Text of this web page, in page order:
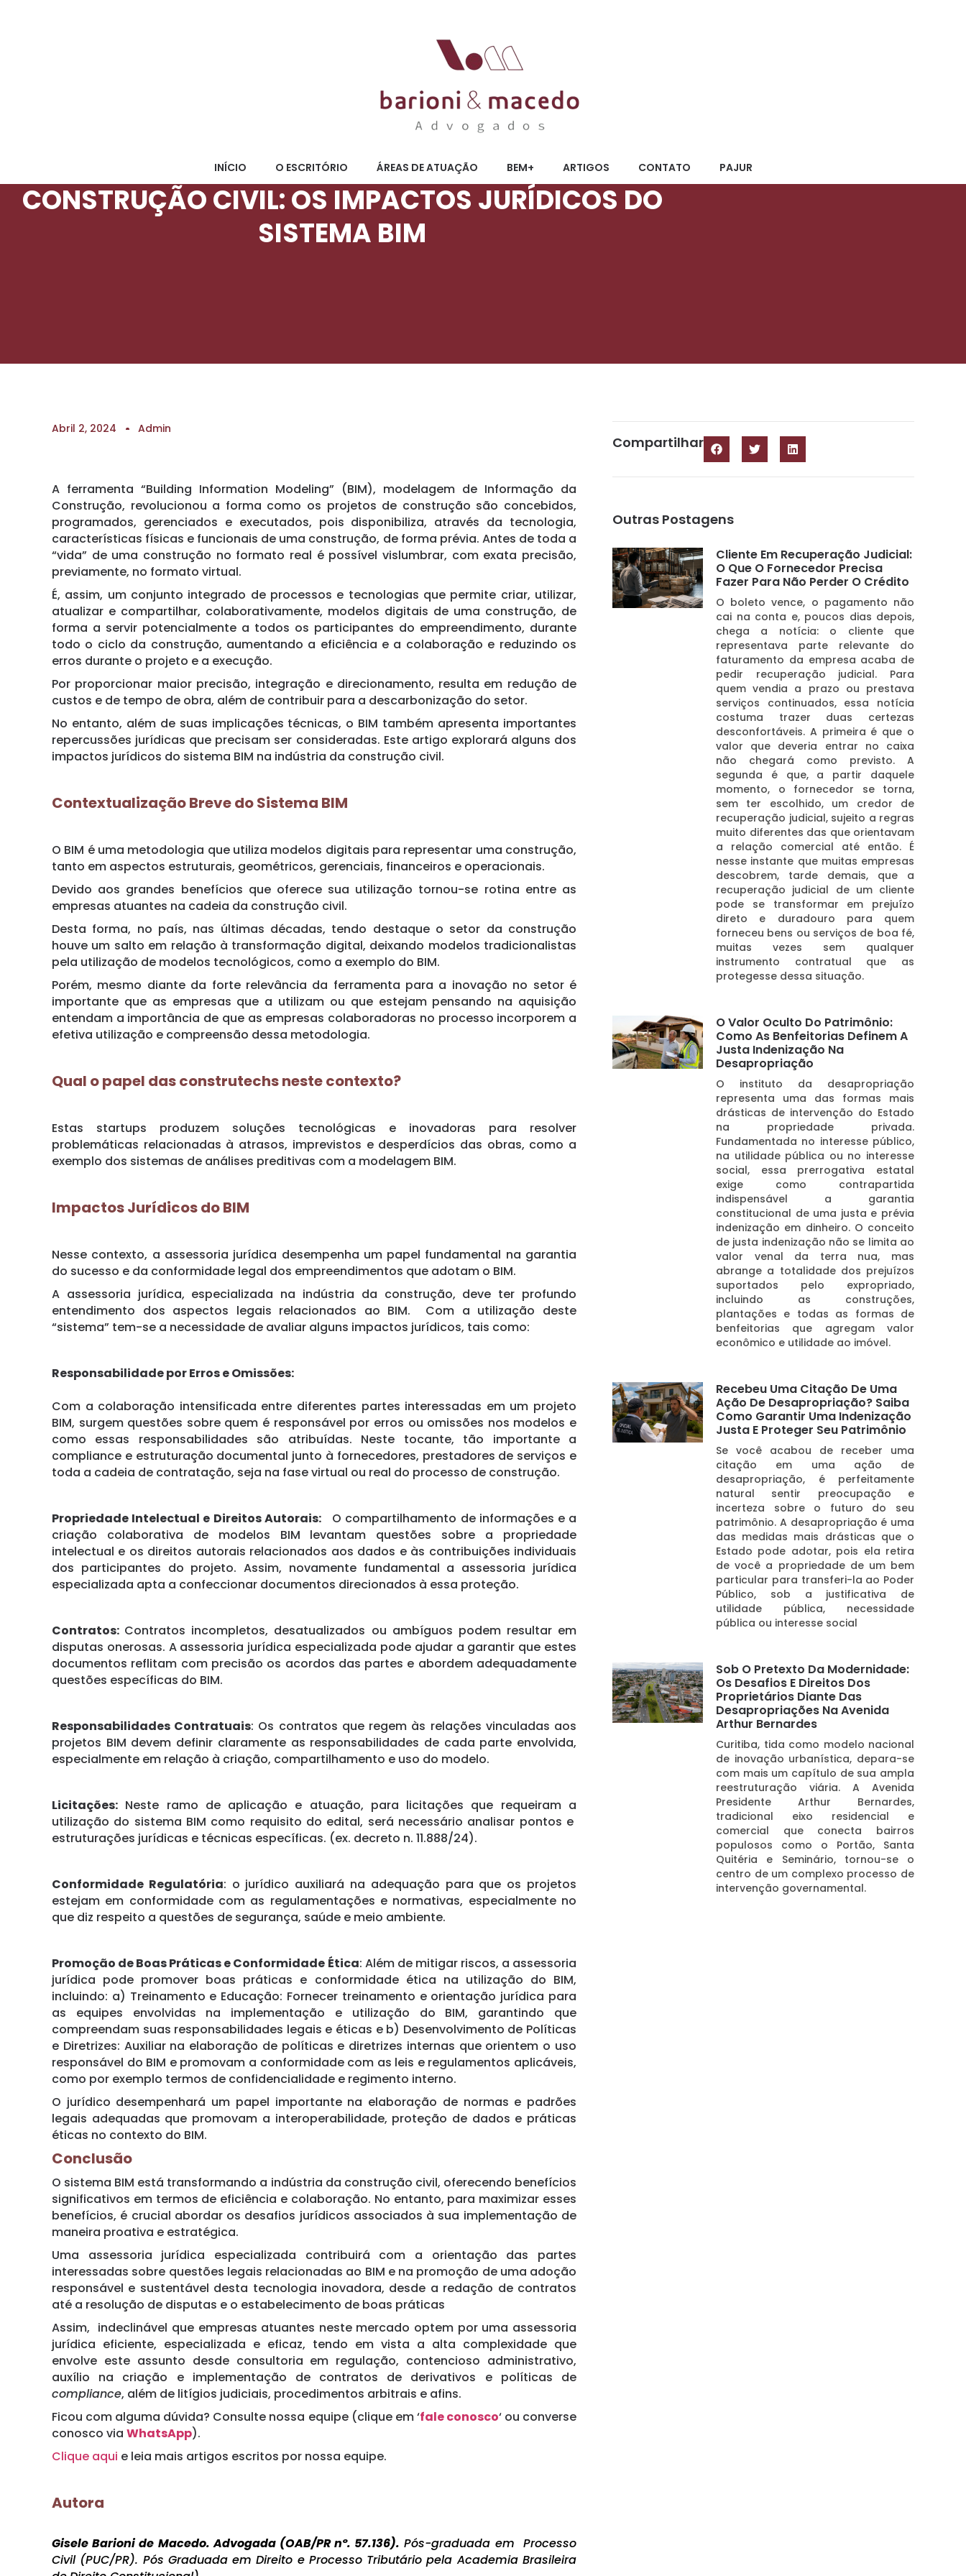
INÍCIO O ESCRITÓRIO ÁREAS DE ATUAÇÃO BEM+ ARTIGOS CONTATO PAJUR
CONSTRUÇÃO CIVIL: OS IMPACTOS JURÍDICOS DO
SISTEMA BIM
Abril 2, 2024 Admin
A ferramenta “Building Information Modeling” (BIM), modelagem de Informação da
Construção, revolucionou a forma como os projetos de construção são concebidos,
programados, gerenciados e executados, pois disponibiliza, através da tecnologia,
características físicas e funcionais de uma construção, de forma prévia. Antes de toda a
“vida” de uma construção no formato real é possível vislumbrar, com exata precisão,
previamente, no formato virtual.
É, assim, um conjunto integrado de processos e tecnologias que permite criar, utilizar,
atualizar e compartilhar, colaborativamente, modelos digitais de uma construção, de
forma a servir potencialmente a todos os participantes do empreendimento, durante
todo o ciclo da construção, aumentando a eficiência e a colaboração e reduzindo os
erros durante o projeto e a execução.
Por proporcionar maior precisão, integração e direcionamento, resulta em redução de
custos e de tempo de obra, além de contribuir para a descarbonização do setor.
No entanto, além de suas implicações técnicas, o BIM também apresenta importantes
repercussões jurídicas que precisam ser consideradas. Este artigo explorará alguns dos
impactos jurídicos do sistema BIM na indústria da construção civil.
Contextualização Breve do Sistema BIM
O BIM é uma metodologia que utiliza modelos digitais para representar uma construção,
tanto em aspectos estruturais, geométricos, gerenciais, financeiros e operacionais.
Devido aos grandes benefícios que oferece sua utilização tornou-se rotina entre as
empresas atuantes na cadeia da construção civil.
Desta forma, no país, nas últimas décadas, tendo destaque o setor da construção
houve um salto em relação à transformação digital, deixando modelos tradicionalistas
pela utilização de modelos tecnológicos, como a exemplo do BIM.
Porém, mesmo diante da forte relevância da ferramenta para a inovação no setor é
importante que as empresas que a utilizam ou que estejam pensando na aquisição
entendam a importância de que as empresas colaboradoras no processo incorporem a
efetiva utilização e compreensão dessa metodologia.
Qual o papel das construtechs neste contexto?
Estas startups produzem soluções tecnológicas e inovadoras para resolver
problemáticas relacionadas à atrasos, imprevistos e desperdícios das obras, como a
exemplo dos sistemas de análises preditivas com a modelagem BIM.
Impactos Jurídicos do BIM
Nesse contexto, a assessoria jurídica desempenha um papel fundamental na garantia
do sucesso e da conformidade legal dos empreendimentos que adotam o BIM.
A assessoria jurídica, especializada na indústria da construção, deve ter profundo
entendimento dos aspectos legais relacionados ao BIM. Com a utilização deste
“sistema” tem-se a necessidade de avaliar alguns impactos jurídicos, tais como:
Responsabilidade por Erros e Omissões:
Com a colaboração intensificada entre diferentes partes interessadas em um projeto
BIM, surgem questões sobre quem é responsável por erros ou omissões nos modelos e
como essas responsabilidades são atribuídas. Neste tocante, tão importante a
compliance e estruturação documental junto à fornecedores, prestadores de serviços e
toda a cadeia de contratação, seja na fase virtual ou real do processo de construção.
Propriedade Intelectual e Direitos Autorais:O compartilhamento de informações e a
criação colaborativa de modelos BIM levantam questões sobre a propriedade
intelectual e os direitos autorais relacionados aos dados e às contribuições individuais
dos participantes do projeto. Assim, novamente fundamental a assessoria jurídica
especializada apta a confeccionar documentos direcionados à essa proteção.
Contratos: Contratos incompletos, desatualizados ou ambíguos podem resultar em
disputas onerosas. A assessoria jurídica especializada pode ajudar a garantir que estes
documentos reflitam com precisão os acordos das partes e abordem adequadamente
questões específicas do BIM.
Responsabilidades Contratuais: Os contratos que regem às relações vinculadas aos
projetos BIM devem definir claramente as responsabilidades de cada parte envolvida,
especialmente em relação à criação, compartilhamento e uso do modelo.
Licitações: Neste ramo de aplicação e atuação, para licitações que requeiram a
utilização do sistema BIM como requisito do edital, será necessário analisar pontos e
estruturações jurídicas e técnicas específicas. (ex. decreto n. 11.888/24).
Conformidade Regulatória: o jurídico auxiliará na adequação para que os projetos
estejam em conformidade com as regulamentações e normativas, especialmente no
que diz respeito a questões de segurança, saúde e meio ambiente.
Promoção de Boas Práticas e Conformidade Ética: Além de mitigar riscos, a assessoria
jurídica pode promover boas práticas e conformidade ética na utilização do BIM,
incluindo: a) Treinamento e Educação: Fornecer treinamento e orientação jurídica para
as equipes envolvidas na implementação e utilização do BIM, garantindo que
compreendam suas responsabilidades legais e éticas e b) Desenvolvimento de Políticas
e Diretrizes: Auxiliar na elaboração de políticas e diretrizes internas que orientem o uso
responsável do BIM e promovam a conformidade com as leis e regulamentos aplicáveis,
como por exemplo termos de confidencialidade e regimento interno.
O jurídico desempenhará um papel importante na elaboração de normas e padrões
legais adequadas que promovam a interoperabilidade, proteção de dados e práticas
éticas no contexto do BIM.
Conclusão
O sistema BIM está transformando a indústria da construção civil, oferecendo benefícios
significativos em termos de eficiência e colaboração. No entanto, para maximizar esses
benefícios, é crucial abordar os desafios jurídicos associados à sua implementação de
maneira proativa e estratégica.
Uma assessoria jurídica especializada contribuirá com a orientação das partes
interessadas sobre questões legais relacionadas ao BIM e na promoção de uma adoção
responsável e sustentável desta tecnologia inovadora, desde a redação de contratos
até a resolução de disputas e o estabelecimento de boas práticas
Assim, indeclinável que empresas atuantes neste mercado optem por uma assessoria
jurídica eficiente, especializada e eficaz, tendo em vista a alta complexidade que
envolve este assunto desde consultoria em regulação, contencioso administrativo,
auxílio na criação e implementação de contratos de derivativos e políticas de
compliance, além de litígios judiciais, procedimentos arbitrais e afins.
Ficou com alguma dúvida? Consulte nossa equipe (clique em ‘fale conosco‘ ou converse
conosco via WhatsApp).
Clique aqui e leia mais artigos escritos por nossa equipe.
Autora
Gisele Barioni de Macedo. Advogada (OAB/PR nº. 57.136). Pós-graduada em Processo
Civil (PUC/PR). Pós Graduada em Direito e Processo Tributário pela Academia Brasileira
Compartilhar
Outras Postagens
Cliente Em Recuperação Judicial:
O Que O Fornecedor Precisa
Fazer Para Não Perder O Crédito
O boleto vence, o pagamento não
cai na conta e, poucos dias depois,
chega a notícia: o cliente que
representava parte relevante do
faturamento da empresa acaba de
pedir recuperação judicial. Para
quem vendia a prazo ou prestava
serviços continuados, essa notícia
costuma trazer duas certezas
desconfortáveis. A primeira é que o
valor que deveria entrar no caixa
não chegará como previsto. A
segunda é que, a partir daquele
momento, o fornecedor se torna,
sem ter escolhido, um credor de
recuperação judicial, sujeito a regras
muito diferentes das que orientavam
a relação comercial até então. É
nesse instante que muitas empresas
descobrem, tarde demais, que a
recuperação judicial de um cliente
pode se transformar em prejuízo
direto e duradouro para quem
forneceu bens ou serviços de boa fé,
muitas vezes sem qualquer
instrumento contratual que as
protegesse dessa situação.
O Valor Oculto Do Patrimônio:
Como As Benfeitorias Definem A
Justa Indenização Na
Desapropriação
O instituto da desapropriação
representa uma das formas mais
drásticas de intervenção do Estado
na propriedade privada.
Fundamentada no interesse público,
na utilidade pública ou no interesse
social, essa prerrogativa estatal
exige como contrapartida
indispensável a garantia
constitucional de uma justa e prévia
indenização em dinheiro. O conceito
de justa indenização não se limita ao
valor venal da terra nua, mas
abrange a totalidade dos prejuízos
suportados pelo expropriado,
incluindo as construções,
plantações e todas as formas de
benfeitorias que agregam valor
econômico e utilidade ao imóvel.
Recebeu Uma Citação De Uma
Ação De Desapropriação? Saiba
Como Garantir Uma Indenização
Justa E Proteger Seu Patrimônio
Se você acabou de receber uma
citação em uma ação de
desapropriação, é perfeitamente
natural sentir preocupação e
incerteza sobre o futuro do seu
patrimônio. A desapropriação é uma
das medidas mais drásticas que o
Estado pode adotar, pois ela retira
de você a propriedade de um bem
particular para transferi-la ao Poder
Público, sob a justificativa de
utilidade pública, necessidade
pública ou interesse social
Sob O Pretexto Da Modernidade:
Os Desafios E Direitos Dos
Proprietários Diante Das
Desapropriações Na Avenida
Arthur Bernardes
Curitiba, tida como modelo nacional
de inovação urbanística, depara-se
com mais um capítulo de sua ampla
reestruturação viária. A Avenida
Presidente Arthur Bernardes,
tradicional eixo residencial e
comercial que conecta bairros
populosos como o Portão, Santa
Quitéria e Seminário, tornou-se o
centro de um complexo processo de
intervenção governamental.